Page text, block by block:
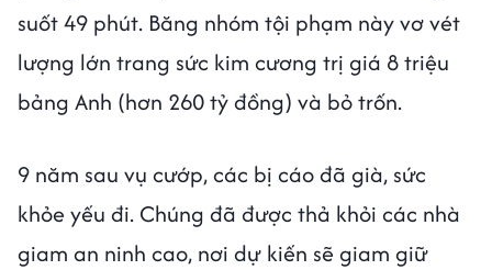
suốt 49 phút. Băng nhóm tội phạm này vơ vét
lượng lớn trang sức kim cương trị giá 8 triệu
bảng Anh (hơn 260 tỷ đồng) và bỏ trốn.
9 năm sau vụ cướp, các bị cáo đã già, sức
khỏe yếu đi. Chúng đã được thả khỏi các nhà
giam an ninh cao, nơi dự kiến sẽ giam giữ